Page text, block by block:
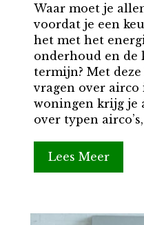
Waar moet je
voordat je een
het met het
onderhoud en de
termijn? Met deze
vragen over
woningen krijg je
over typen
Lees Meer